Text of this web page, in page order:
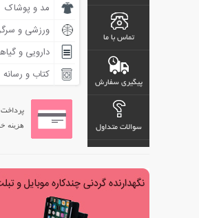
تماس با ما
پیگیری سفارش
سوالات متداول
مد و پوشاک
ورزشی و
دارویی و
کتاب و رسانه
هزینه